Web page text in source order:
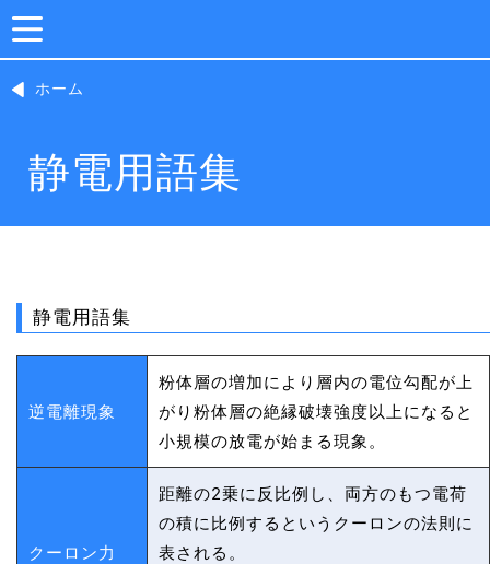
ホーム
静電用語集
静電用語集
逆電離現象
粉体層の増加により層内の電位勾配が上
がり粉体層の絶縁破壊強度以上になると
小規模の放電が始まる現象。
クーロン力
距離の2乗に反比例し、両方のもつ電荷
の積に比例するというクーロンの法則に
表される。